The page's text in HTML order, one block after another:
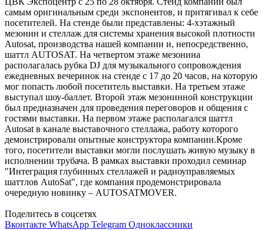
самым оригинальным среди экспонентов, и притягивал к себе
посетителей. На стенде были представлены: 4-хэтажный
мезонин и стеллаж для системы хранения высокой плотности
Autosat, производства нашей компании и, непосредственно,
шаттл AUTOSAT. На четвертом этаже мезонина
располагалась рубка DJ для музыкального сопровождения
ежедневных вечеринок на стенде с 17 до 20 часов, на которую
мог попасть любой посетитель выставки. На третьем этаже
выступал шоу-баллет. Второй этаж мезонинной конструкции
был предназначен для проведения переговоров и общения с
гостями выставки. На первом этаже располагался шаттл
Autosat в канале выставочного стеллажа, работу которого
демонстрировали опытные конструктора компании.Кроме
того, посетители выставки могли послушать живую музыку в
исполнении трубача. В рамках выставки проходил семинар
"Интеграция глубинных стеллажей и радиоуправляемых
шаттлов AutoSat", где компания продемонстрировала
очередную новинку – AUTOSATMOVER.
Поделитесь в соцсетях
Вконтакте WhatsApp Telegram Одноклассники